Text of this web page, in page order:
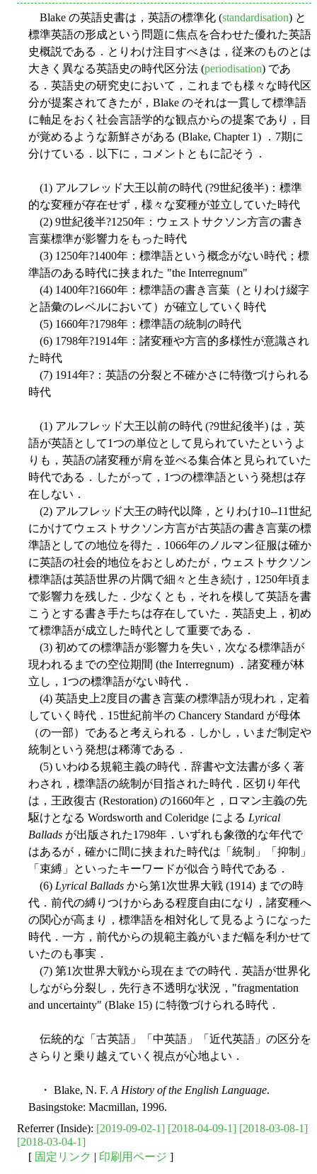
Blake の英語史書は，英語の標準化 (standardisation) と
標準英語の形成という問題に焦点を合わせた優れた英語
史概説である．とりわけ注目すべきは，従来のものとは
大きく異なる英語史の時代区分法 (periodisation) であ
る．英語史の研究史において，これまでも様々な時代区
分が提案されてきたが，Blake のそれは一貫して標準語
に軸足をおく社会言語学的な観点からの提案であり，目
が覚めるような新鮮さがある (Blake, Chapter 1) ．7期に
分けている．以下に，コメントともに記そう．
(1) アルフレッド大王以前の時代 (?9世紀後半)：標準
的な変種が存在せず，様々な変種が並立していた時代
(2) 9世紀後半?1250年：ウェストサクソン方言の書き
言葉標準が影響力をもった時代
(3) 1250年?1400年：標準語という概念がない時代；標
準語のある時代に挟まれた "the Interregnum"
(4) 1400年?1660年：標準語の書き言葉（とりわけ綴字
と語彙のレベルにおいて）が確立していく時代
(5) 1660年?1798年：標準語の統制の時代
(6) 1798年?1914年：諸変種や方言的多様性が意識され
た時代
(7) 1914年?：英語の分裂と不確かさに特徴づけられる
時代
(1) アルフレッド大王以前の時代 (?9世紀後半) は，英
語が英語として1つの単位として見られていたというよ
りも，英語の諸変種が肩を並べる集合体と見られていた
時代である．したがって，1つの標準語という発想は存
在しない．
(2) アルフレッド大王の時代以降，とりわけ10--11世紀
にかけてウェストサクソン方言が古英語の書き言葉の標
準語としての地位を得た．1066年のノルマン征服は確か
に英語の社会的地位をおとしめたが，ウェストサクソン
標準語は英語世界の片隅で細々と生き続け，1250年頃ま
で影響力を残した．少なくとも，それを模して英語を書
こうとする書き手たちは存在していた．英語史上，初め
て標準語が成立した時代として重要である．
(3) 初めての標準語が影響力を失い，次なる標準語が
現われるまでの空位期間 (the Interregnum) ．諸変種が林
立し，1つの標準語がない時代．
(4) 英語史上2度目の書き言葉の標準語が現われ，定着
していく時代．15世紀前半の Chancery Standard が母体
（の一部）であると考えられる．しかし，いまだ制定や
統制という発想は稀薄である．
(5) いわゆる規範主義の時代．辞書や文法書が多く著
わされ，標準語の統制が目指された時代．区切り年代
は，王政復古 (Restoration) の1660年と，ロマン主義の先
駆けとなる Wordsworth and Coleridge による Lyrical
Ballads が出版された1798年．いずれも象徴的な年代で
はあるが，確かに間に挟まれた時代は「統制」「抑制」
「束縛」といったキーワードが似合う時代である．
(6) Lyrical Ballads から第1次世界大戦 (1914) までの時
代．前代の縛りつけからある程度自由になり，諸変種へ
の関心が高まり，標準語を相対化して見るようになった
時代．一方，前代からの規範主義がいまだ幅を利かせて
いたのも事実．
(7) 第1次世界大戦から現在までの時代．英語が世界化
しながら分裂し，先行き不透明な状況，"fragmentation
and uncertainty" (Blake 15) に特徴づけられる時代．
伝統的な「古英語」「中英語」「近代英語」の区分を
さらりと乗り越えていく視点が心地よい．
・ Blake, N. F. A History of the English Language.
Basingstoke: Macmillan, 1996.
Referrer (Inside): [2019-09-02-1] [2018-04-09-1] [2018-03-08-1]
[2018-03-04-1]
[ 固定リンク | 印刷用ページ ]